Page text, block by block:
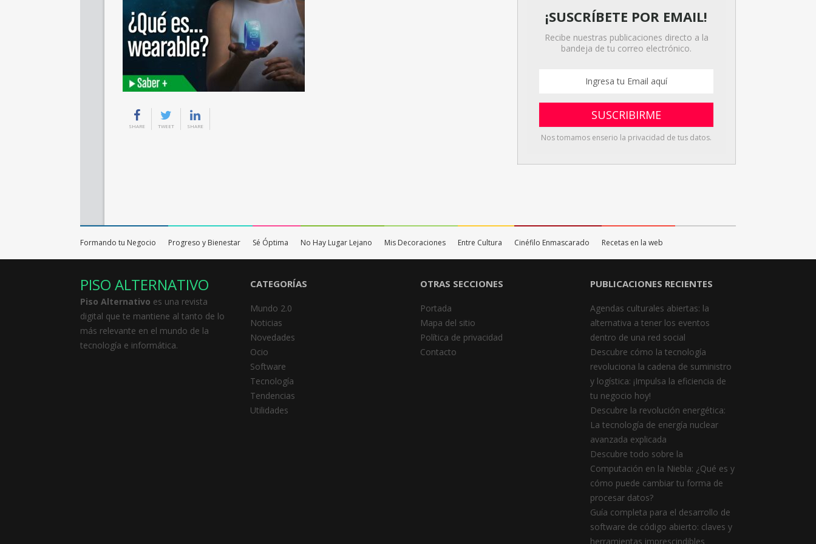
SHARE TWEET SHARE
¡SUSCRÍBETE POR EMAIL!
Recibe nuestras publicaciones directo a la
bandeja de tu correo electrónico.
Nos tomamos enserio la privacidad de tus datos.
Formando tu Negocio Progreso y Bienestar Sé Óptima No Hay Lugar Lejano Mis Decoraciones Entre Cultura Cinéfilo Enmascarado Recetas en la web
PISO ALTERNATIVO
Piso Alternativo es una revista
digital que te mantiene al tanto de lo
más relevante en el mundo de la
tecnología e informática.
CATEGORÍAS
Mundo 2.0
Noticias
Novedades
Ocio
Software
Tecnología
Tendencias
Utilidades
OTRAS SECCIONES
Portada
Mapa del sitio
Política de privacidad
Contacto
PUBLICACIONES RECIENTES
Agendas culturales abiertas: la
alternativa a tener los eventos
dentro de una red social
Descubre cómo la tecnología
revoluciona la cadena de suministro
y logística: ¡Impulsa la eficiencia de
tu negocio hoy!
Descubre la revolución energética:
La tecnología de energía nuclear
avanzada explicada
Descubre todo sobre la
Computación en la Niebla: ¿Qué es y
cómo puede cambiar tu forma de
procesar datos?
Guía completa para el desarrollo de
software de código abierto: claves y
herramientas imprescindibles